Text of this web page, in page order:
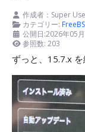
作成者： Super
カテゴリー:
公開日:2026年05
参照数: 203
ずっと、15.7.x を